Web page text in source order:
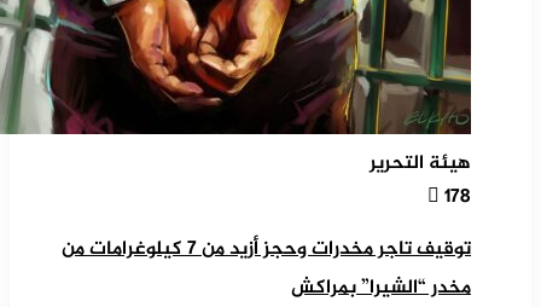
هيئة التحرير
178
توقيف تاجر مخدرات وحجز أزيد من 7 كيلوغرامات من
مخدر “الشيرا” بمراكش